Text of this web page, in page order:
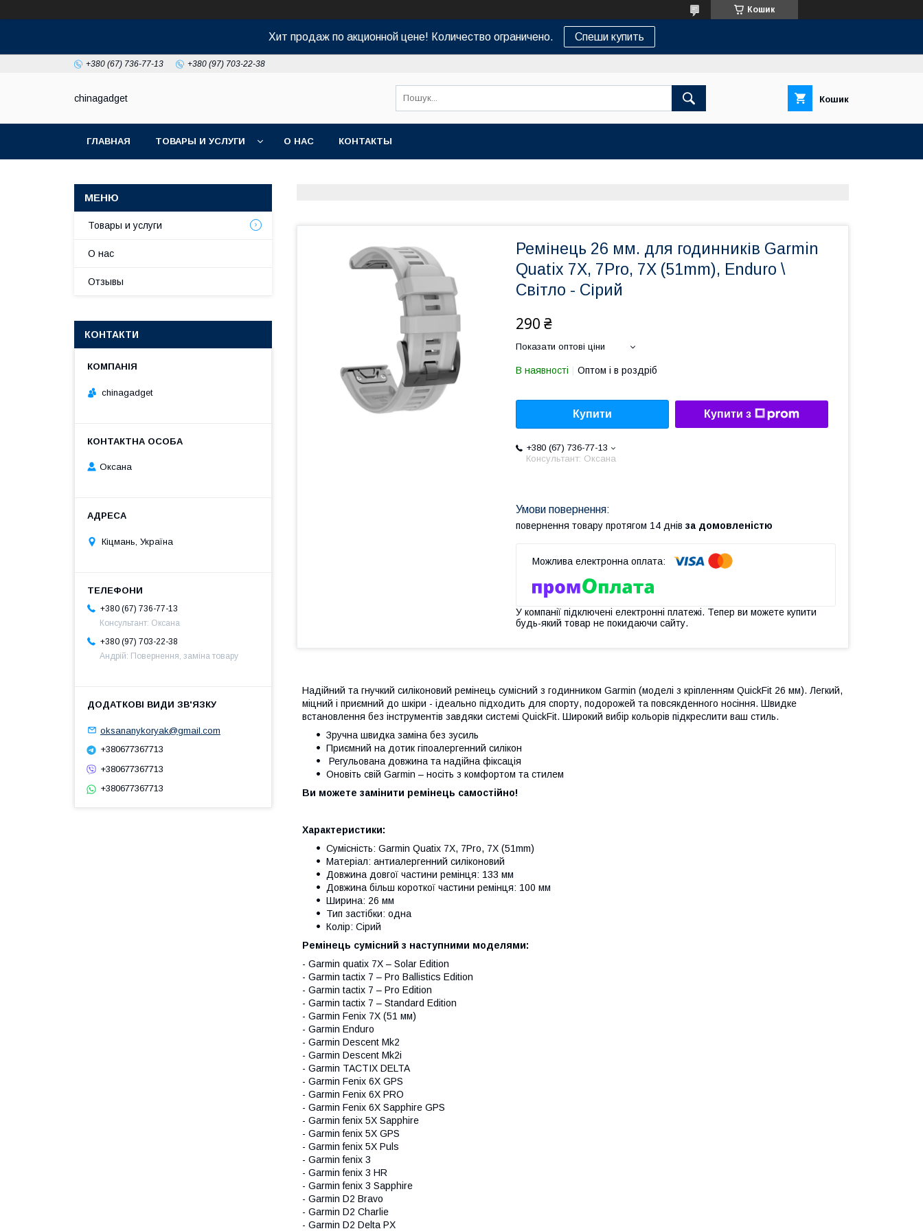
Кошик
Хит продаж по акционной цене! Количество ограничено. Спеши купить
+380 (67) 736-77-13 +380 (97) 703-22-38
chinagadget Кошик
ГЛАВНАЯ ТОВАРЫ И УСЛУГИ О НАС КОНТАКТЫ
Ремінець 26 мм. для годинників Garmin
Quatix 7X, 7Pro, 7X (51mm), Enduro \
Світло - Сірий
290 ₴
Показати оптові ціни
В наявності Оптом і в роздріб
Купити Купити з
+380 (67) 736-77-13
Консультант: Оксана
повернення товару протягом 14 днів за домовленістю
У компанії підключені електронні платежі. Тепер ви можете купити
будь-який товар не покидаючи сайту.
Надійний та гнучкий силіконовий ремінець сумісний з годинником Garmin ​​(моделі з кріпленням QuickFit 26 мм). Легкий,
міцний і приємний до шкіри - ідеально підходить для спорту, подорожей та повсякденного носіння. Швидке
встановлення без інструментів завдяки системі QuickFit. Широкий вибір кольорів підкреслити ваш стиль.
Зручна швидка заміна без зусиль
Приємний на дотик гіпоалергенний силікон
Регульована довжина та надійна фіксація
Оновіть свій Garmin – носіть з комфортом та стилем
Ви можете замінити ремінець самостійно!
Характеристики:
Сумісність: Garmin Quatix 7X, 7Pro, 7X (51mm)
Матеріал: антиалергенний силіконовий
Довжина довгої частини ремінця: 133 мм
Довжина більш короткої частини ремінця: 100 мм
Ширина: 26 мм
Тип застібки: одна
Колір: Сірий
Ремінець сумісний з наступними моделями:
- Garmin quatix 7X – Solar Edition
- Garmin tactix 7 – Pro Ballistics Edition
- Garmin tactix 7 – Pro Edition
- Garmin tactix 7 – Standard Edition
- Garmin Fenix 7X (51 мм)
- Garmin Enduro
- Garmin Descent Mk2
- Garmin Descent Mk2i
- Garmin TACTIX DELTA
- Garmin Fenix 6X GPS
- Garmin Fenix 6X PRO
- Garmin Fenix 6X Sapphire GPS
- Garmin fenix 5X Sapphire
- Garmin fenix 5X GPS
- Garmin fenix 5X Puls
- Garmin fenix 3
- Garmin fenix 3 HR
- Garmin fenix 3 Sapphire
- Garmin D2 Bravo
- Garmin D2 Charlie
- Garmin D2 Delta PX
Товары и услуги
О нас
Отзывы
КОНТАКТИ
chinagadget
Оксана
Кіцмань, Україна
+380 (67) 736-77-13
Консультант: Оксана
+380 (97) 703-22-38
Андрій: Повернення, заміна товару
oksananykoryak@gmail.com
+380677367713
+380677367713
+380677367713